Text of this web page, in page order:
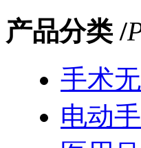
产品分类 /
手术
电动